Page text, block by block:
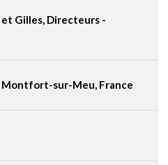
et Gilles Directeurs -
Montfort-sur-Meu, France